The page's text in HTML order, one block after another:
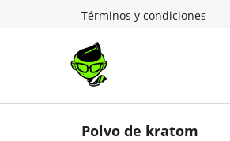
Términos y condiciones
Polvo de kratom